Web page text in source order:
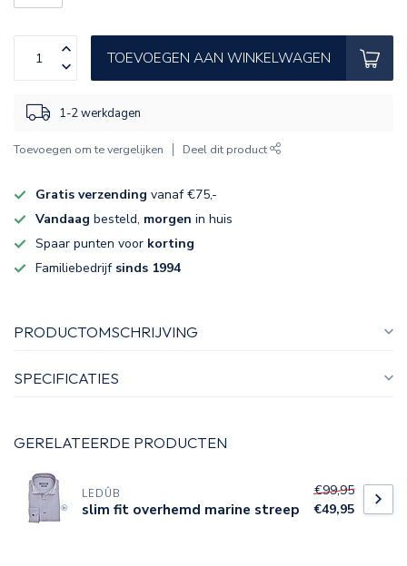
TOEVOEGEN AAN WINKELWAGEN
1-2 werkdagen
Toevoegen om te vergelijken Deel dit product
Gratis verzending vanaf €75,-
Vandaag besteld, morgen in huis
Spaar punten voor korting
Familiebedrijf sinds 1994
PRODUCTOMSCHRIJVING
SPECIFICATIES
GERELATEERDE PRODUCTEN
LEDÛB
slim fit overhemd marine streep
€99,95
€49,95